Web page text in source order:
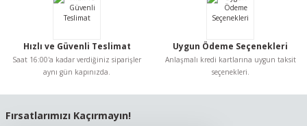
Bu ürüne benzer farklı alternatifler olmalı.
Hızlı ve Güvenli Teslimat
Saat 16:00'a kadar verdiğiniz siparişler
aynı gün kapınızda.
Uygun Ödeme Seçenekleri
Anlaşmalı kredi kartlarına uygun taksit
seçenekleri.
Fırsatlarımızı Kaçırmayın!